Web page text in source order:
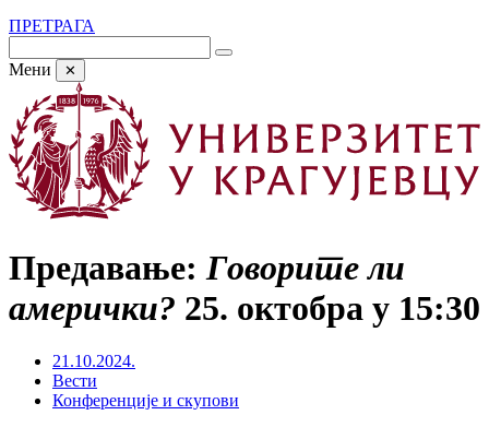
ПРЕТРАГА
Мени ✕
Предавање: Говорите ли
амерички? 25. октобра у 15:30
21.10.2024.
Вести
Конференције и скупови